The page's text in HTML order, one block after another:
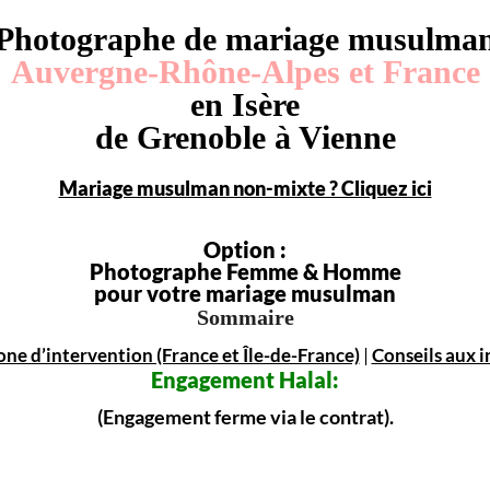
de mariage
Auvergne-Rhône-Alpes et France
en Isère
de Grenoble à Vienne
Mariage musulman non-mixte ? Cliquez ici
Option :
Photographe Femme & Homme
pour votre mariage musulman
Sommaire
d’intervention (France et Île-de-France)|Conseils aux
Engagement Halal:
(Engagement ferme via le contrat).